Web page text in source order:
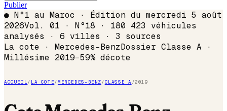
Publier
● N°1 au Maroc · Édition du mercredi 5 août
2026Vol. 01 · N°18 · 180 423 véhicules
analysés · 6 villes · 3 sources
La cote · Mercedes-BenzDossier Classe A ·
Millésime 2019−59% décote
ACCUEIL/ LA COTE/MERCEDES-BENZ/CLASSE A /2019